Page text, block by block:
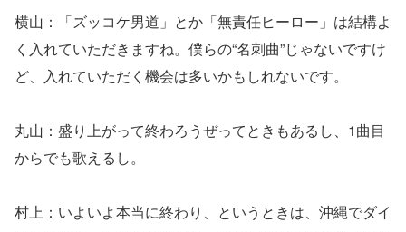
横山：「ズッコケ男道」とか「無責任ヒーロー」は結構よ
く入れていただきますね。僕らの“名刺曲”じゃないですけ
ど、入れていただく機会は多いかもしれないです。
丸山：盛り上がって終わろうぜってときもあるし、1曲目
からでも歌えるし。
村上：いよいよ本当に終わり、というときは、沖縄でダイ